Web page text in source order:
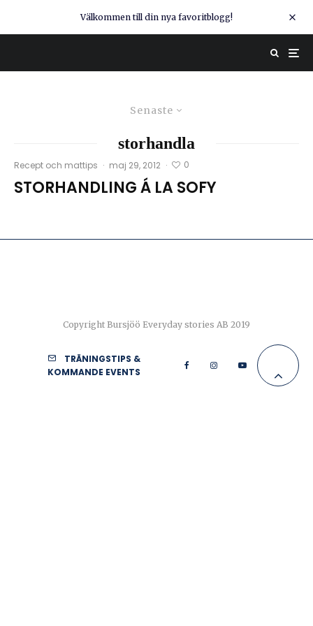
Välkommen till din nya favoritblogg!
Senaste
storhandla
Recept och mattips · maj 29, 2012 · 0
STORHANDLING Á LA SOFY
Copyright Bursjöö Everyday stories AB 2019
TRÄNINGSTIPS &
KOMMANDE EVENTS